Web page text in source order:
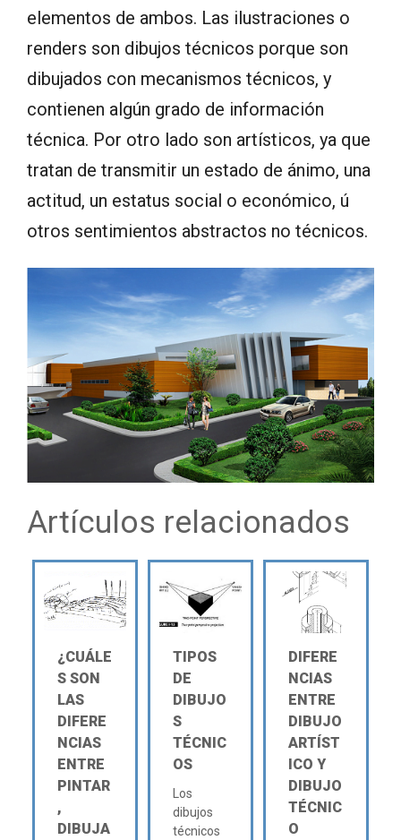
elementos de ambos. Las ilustraciones o
renders son dibujos técnicos porque son
dibujados con mecanismos técnicos, y
contienen algún grado de información
técnica. Por otro lado son artísticos, ya que
tratan de transmitir un estado de ánimo, una
actitud, un estatus social o económico, ú
otros sentimientos abstractos no técnicos.
Artículos relacionados
¿CUÁLE
S SON
LAS
DIFERE
NCIAS
ENTRE
PINTAR
,
DIBUJA
TIPOS
DE
DIBUJO
S
TÉCNIC
OS
Los
dibujos
técnicos
DIFERE
NCIAS
ENTRE
DIBUJO
ARTÍST
ICO Y
DIBUJO
TÉCNIC
O